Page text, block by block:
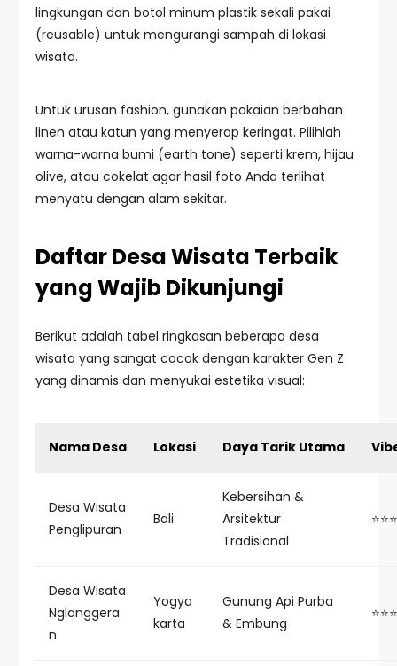
lingkungan dan botol minum plastik sekali pakai
(reusable) untuk mengurangi sampah di lokasi
wisata.
Untuk urusan fashion, gunakan pakaian berbahan
linen atau katun yang menyerap keringat. Pilihlah
warna-warna bumi (earth tone) seperti krem, hijau
olive, atau cokelat agar hasil foto Anda terlihat
menyatu dengan alam sekitar.
Daftar Desa Wisata Terbaik
yang Wajib Dikunjungi
Berikut adalah tabel ringkasan beberapa desa
wisata yang sangat cocok dengan karakter Gen Z
yang dinamis dan menyukai estetika visual:
Nama Desa Lokasi Daya Tarik Utama
Desa Wisata
Penglipuran
Bali
Kebersihan &
Arsitektur
Tradisional
Desa Wisata
Nglanggera
n
Yogya
karta
Gunung Api Purba
& Embung